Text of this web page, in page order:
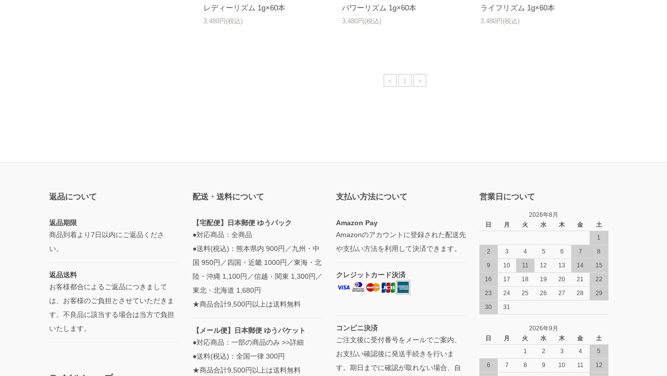
レディーリズム 1g×60本
3,480円(税込)
パワーリズム 1g×60本
3,480円(税込)
ライフリズム 1g×60本
3,480円(税込)
< 1 >
返品について
返品期限
商品到着より7日以内にご返品くださ
い。
返品送料
お客様都合によるご返品につきまして
は、お客様のご負担とさせていただきま
す。不良品に該当する場合は当方で負担
いたします。
配送・送料について
【宅配便】日本郵便 ゆうパック
●対応商品：全商品
●送料(税込)：熊本県内 900円／九州・中
国 950円／四国・近畿 1000円／東海・北
陸・沖縄 1,100円／信越・関東 1,300円／
東北・北海道 1,680円
★商品合計9,500円以上は送料無料
【メール便】日本郵便 ゆうパケット
●対応商品：一部の商品のみ >>詳細
●送料(税込)：全国一律 300円
★商品合計9,500円以上は送料無料
支払い方法について
Amazon Pay
Amazonのアカウントに登録された配送先
や支払い方法を利用して決済できます。
クレジットカード決済
コンビニ決済
ご注文後に受付番号をメールでご案内、
お支払い確認後に発送手続きを行いま
す。期日までに確認が取れない場合、自
営業日について
2026年8月
日
月 火 水 木 金
土
1
2
3 4 5 6 7
8
9
10 11 12 13 14
15
16
17 18 19 20 21
22
23
24 25 26 27 28
29
30
31
2026年9月
日
月 火 水 木 金
土
1
2 3 4
5
6
7 8 9 10 11
12